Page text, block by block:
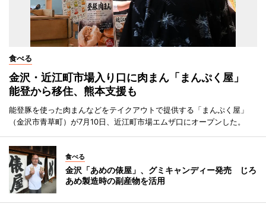
食べる
金沢・近江町市場入り口に肉まん「まんぷく屋」
能登から移住、熊本支援も
能登豚を使った肉まんなどをテイクアウトで提供する「まんぷく屋」
（金沢市青草町）が7月10日、近江町市場エムザ口にオープンした。
食べる
金沢「あめの俵屋」、グミキャンディー発売 じろ
あめ製造時の副産物を活用